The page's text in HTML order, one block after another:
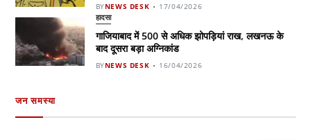
BYNEWS DESK 17/04/2026
हादसा
गाजियाबाद में 500 से अधिक झोपड़ियां राख, लखनऊ के
बाद दूसरा बड़ा अग्निकांड
BYNEWS DESK 16/04/2026
जन समस्या